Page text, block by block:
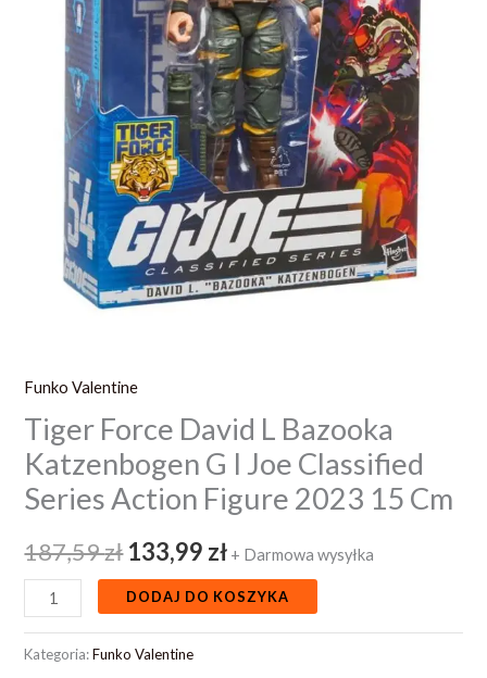
Funko Valentine
Tiger Force David L Bazooka
Katzenbogen G I Joe Classified
Series Action Figure 2023 15 Cm
187,59zł 133,99 zł + Darmowa wysyłka
Action
DODAJ DO KOSZYKA
Kategoria:Funko Valentine